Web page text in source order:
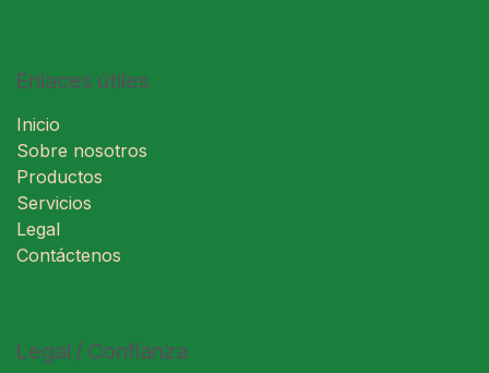
Enlaces útiles
Inicio
Sobre nosotros
Productos
Servicios
Legal
Contáctenos
Legal / Confianza